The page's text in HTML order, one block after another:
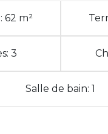
62 m²
3
Salle de bain: 1